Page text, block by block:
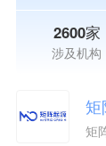
2600家
涉及机构
矩
矩